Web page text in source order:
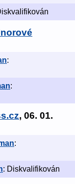
:
:
, 06. 01.
:
: Diskvalifikován